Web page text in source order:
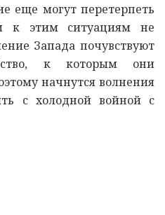
еще могут перетерпеть
этим ситуациям не
Запада почувствуют
к которым они
начнутся волнения
с холодной войной с